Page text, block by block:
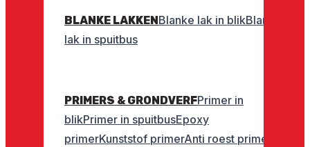
BLANKE LAKKENBlanke lak in blikBlanke
lak in spuitbus
PRIMERS & GRONDVERFPrimer in
blikPrimer in spuitbusEpoxy
primerKunststof primerAnti roest primer